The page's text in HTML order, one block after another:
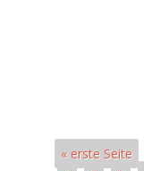
« erste Seite